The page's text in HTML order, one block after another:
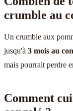
crumble au
Un crumble aux
jusqu'à 3 mois au
mais pourrait perdre
Comment